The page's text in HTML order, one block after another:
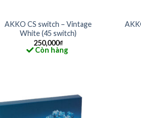
AKKO CS switch – Vintage
White (45 switch)
250,000₫
Còn hàng